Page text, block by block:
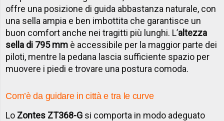
offre una posizione di guida abbastanza naturale, con
una sella ampia e ben imbottita che garantisce un
buon comfort anche nei tragitti più lunghi. L’altezza
sella di 795 mm è accessibile per la maggior parte dei
piloti, mentre la pedana lascia sufficiente spazio per
muovere i piedi e trovare una postura comoda.
Com’è da guidare in città e tra le curve
Lo Zontes ZT368-G si comporta in modo adeguato